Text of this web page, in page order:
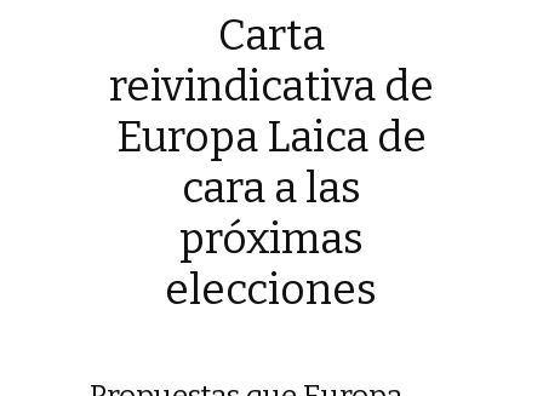
Carta
reivindicativa de
Europa Laica de
cara a las
próximas
elecciones